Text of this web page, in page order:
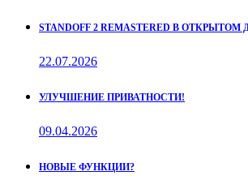
STANDOFF 2 REMASTERED В
22.07.2026
УЛУЧШЕНИЕ ПРИВАТНОСТИ!
09.04.2026
НОВЫЕ ФУНКЦИИ?